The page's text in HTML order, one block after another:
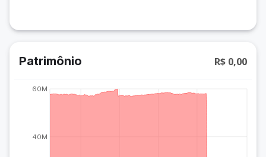
Patrimônio R$ 0,00
40M
60M